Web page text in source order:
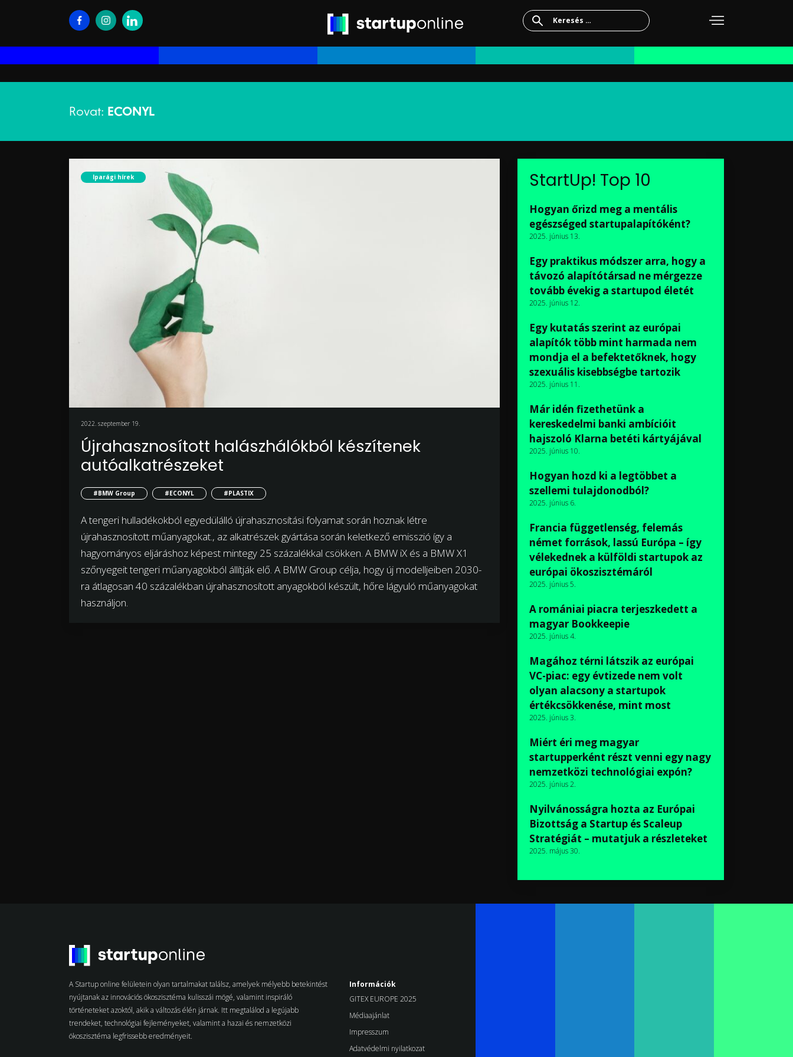
Keresés:
Rovat: ECONYL
Iparági hírek
2022. szeptember 19.
Újrahasznosított halászhálókból készítenek
autóalkatrészeket
#BMW Group #ECONYL #PLASTIX
A tengeri hulladékokból egyedülálló újrahasznosítási folyamat során hoznak létre
újrahasznosított műanyagokat., az alkatrészek gyártása során keletkező emisszió így a
hagyományos eljáráshoz képest mintegy 25 százalékkal csökken. A BMW iX és a BMW X1
szőnyegeit tengeri műanyagokból állítják elő. A BMW Group célja, hogy új modelljeiben 2030-
ra átlagosan 40 százalékban újrahasznosított anyagokból készült, hőre lágyuló műanyagokat
használjon.
StartUp! Top 10
Hogyan őrizd meg a mentális
egészséged startupalapítóként?
2025. június 13.
Egy praktikus módszer arra, hogy a
távozó alapítótársad ne mérgezze
tovább évekig a startupod életét
2025. június 12.
Egy kutatás szerint az európai
alapítók több mint harmada nem
mondja el a befektetőknek, hogy
szexuális kisebbségbe tartozik
2025. június 11.
Már idén fizethetünk a
kereskedelmi banki ambícióit
hajszoló Klarna betéti kártyájával
2025. június 10.
Hogyan hozd ki a legtöbbet a
szellemi tulajdonodból?
2025. június 6.
Francia függetlenség, felemás
német források, lassú Európa – így
vélekednek a külföldi startupok az
európai ökoszisztémáról
2025. június 5.
A romániai piacra terjeszkedett a
magyar Bookkeepie
2025. június 4.
Magához térni látszik az európai
VC-piac: egy évtizede nem volt
olyan alacsony a startupok
értékcsökkenése, mint most
2025. június 3.
Miért éri meg magyar
startupperként részt venni egy nagy
nemzetközi technológiai expón?
2025. június 2.
Nyilvánosságra hozta az Európai
Bizottság a Startup és Scaleup
Stratégiát – mutatjuk a részleteket
2025. május 30.
A Startup online felületein olyan tartalmakat találsz, amelyek mélyebb betekintést
nyújtanak az innovációs ökoszisztéma kulisszái mögé, valamint inspiráló
történeteket azoktól, akik a változás élén járnak. Itt megtalálod a legújabb
trendeket, technológiai fejleményeket, valamint a hazai és nemzetközi
ökoszisztéma legfrissebb eredményeit.
Információk
GITEX EUROPE 2025
Médiaajánlat
Impresszum
Adatvédelmi nyilatkozat